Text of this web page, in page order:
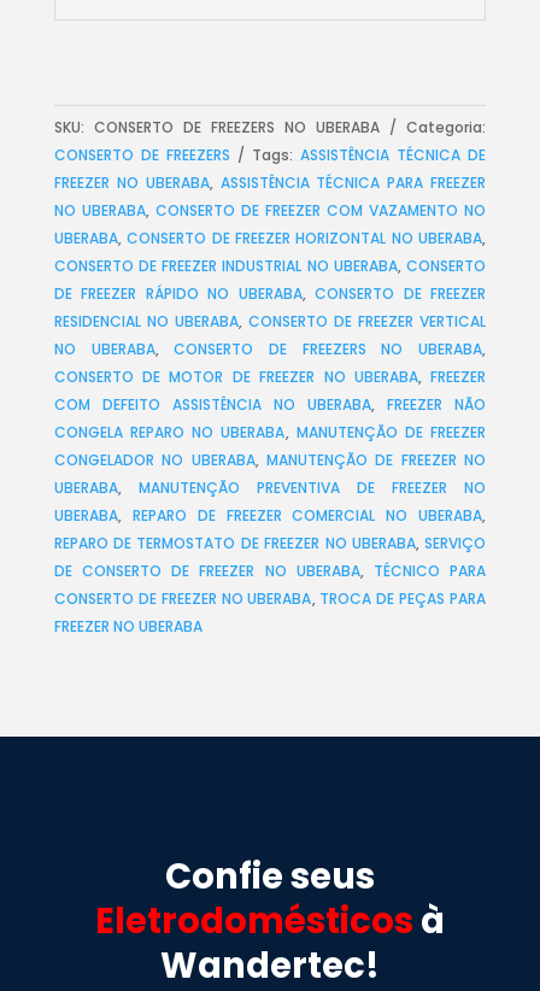
SKU: CONSERTO DE FREEZERS NO UBERABA
Categoria:
CONSERTO DE FREEZERS
Tags:ASSISTÊNCIA TÉCNICA DE
FREEZER NO UBERABA, ASSISTÊNCIA TÉCNICA PARA FREEZER
NO UBERABA, CONSERTO DE FREEZER COM VAZAMENTO NO
UBERABA,CONSERTO DE FREEZER HORIZONTAL NO UBERABA,
CONSERTO DE FREEZER INDUSTRIAL NO UBERABA,CONSERTO
DE FREEZER RÁPIDO NO UBERABA,CONSERTO DE FREEZER
RESIDENCIAL NO UBERABA,CONSERTO DE FREEZER VERTICAL
NO UBERABA,CONSERTO DE FREEZERS NO UBERABA,
CONSERTO DE MOTOR DE FREEZER NO UBERABA,FREEZER
COM DEFEITO ASSISTÊNCIA NO UBERABA,FREEZER NÃO
CONGELA REPARO NO UBERABA, MANUTENÇÃO DE FREEZER
CONGELADOR NO UBERABA, MANUTENÇÃO DE FREEZER NO
UBERABA, MANUTENÇÃO PREVENTIVA DE FREEZER NO
UBERABA, REPARO DE FREEZER COMERCIAL NO UBERABA,
REPARO DE TERMOSTATO DE FREEZER NO UBERABA,SERVIÇO
DE CONSERTO DE FREEZER NO UBERABA, TÉCNICO PARA
CONSERTO DE FREEZER NO UBERABA, TROCA DE PEÇAS PARA
FREEZER NO UBERABA
Confie seus
Eletrodomésticos à
Wandertec!